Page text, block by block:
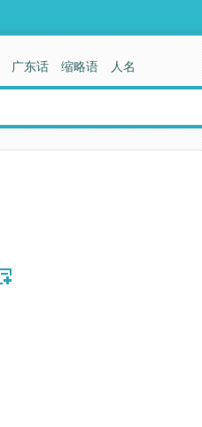
广东话 缩略语 人名